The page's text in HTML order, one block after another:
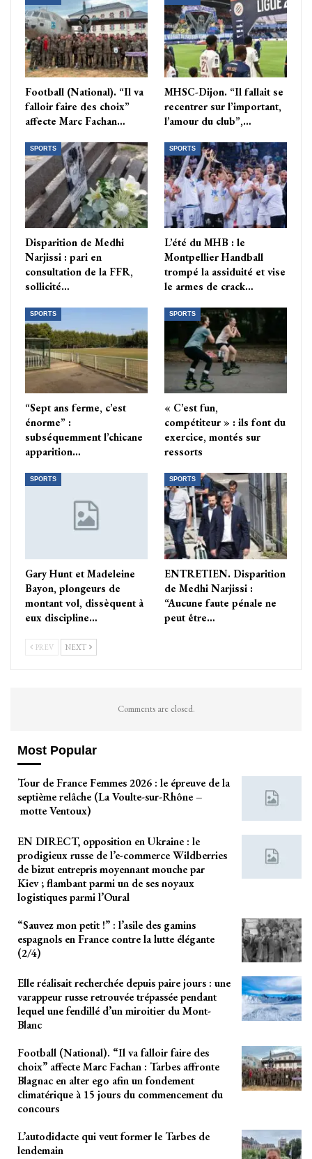
Football (National). “Il va
falloir faire des choix”
affecte Marc Fachan…
MHSC-Dijon. “Il fallait se
recentrer sur l’important,
l’amour du club”,…
SPORTS
Disparition de Medhi
Narjissi : pari en
consultation de la FFR,
sollicité…
SPORTS
L’été du MHB : le
Montpellier Handball
trompé la assiduité et vise
le armes de crack…
SPORTS
“Sept ans ferme, c’est
énorme” :
subséquemment l’chicane
apparition…
SPORTS
« C’est fun,
compétiteur » : ils font du
exercice, montés sur
ressorts
SPORTS
Gary Hunt et Madeleine
Bayon, plongeurs de
montant vol, dissèquent à
eux discipline…
SPORTS
ENTRETIEN. Disparition
de Medhi Narjissi :
“Aucune faute pénale ne
peut être…
PREV NEXT
Comments are closed.
Most Popular
Tour de France Femmes 2026 : le épreuve de la
septième relâche (La Voulte-sur-Rhône –
motte Ventoux)
EN DIRECT, opposition en Ukraine : le
prodigieux russe de l’e-commerce Wildberries
de bizut entrepris moyennant mouche par
Kiev ; flambant parmi un de ses noyaux
logistiques parmi l’Oural
“Sauvez mon petit !” : l’asile des gamins
espagnols en France contre la lutte élégante
(2/4)
Elle réalisait recherchée depuis paire jours : une
varappeur russe retrouvée trépassée pendant
lequel une fendillé d’un miroitier du Mont-
Blanc
Football (National). “Il va falloir faire des
choix” affecte Marc Fachan : Tarbes affronte
Blagnac en alter ego afin un fondement
climatérique à 15 jours du commencement du
concours
L’autodidacte qui veut former le Tarbes de
lendemain